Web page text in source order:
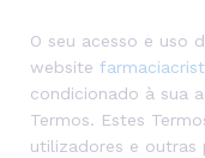
O seu acesso e uso
website
condicionado à sua
Termos. Estes
utilizadores e outras